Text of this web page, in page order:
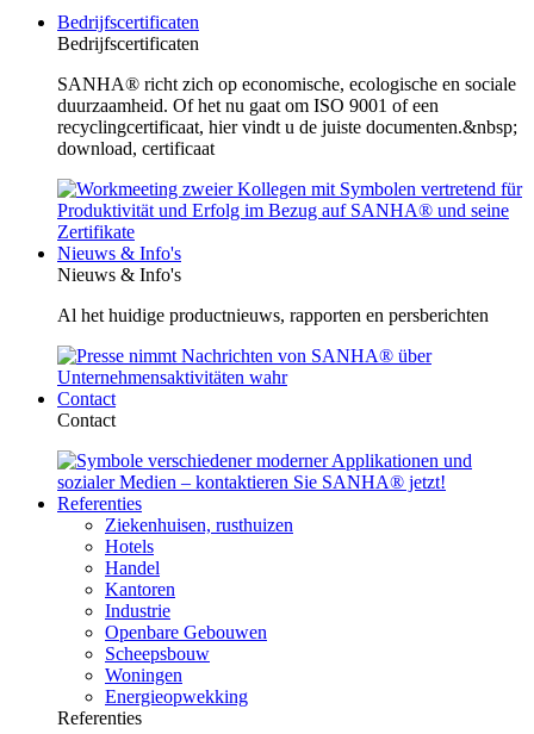
Bedrijfscertificaten
Bedrijfscertificaten
SANHA® richt zich op economische, ecologische en sociale
duurzaamheid. Of het nu gaat om ISO 9001 of een
recyclingcertificaat, hier vindt u de juiste documenten.&nbsp;
download, certificaat
Nieuws & Info's
Nieuws & Info's
Al het huidige productnieuws, rapporten en persberichten
Contact
Contact
Referenties
Ziekenhuisen, rusthuizen
Hotels
Handel
Kantoren
Industrie
Openbare Gebouwen
Scheepsbouw
Woningen
Energieopwekking
Referenties